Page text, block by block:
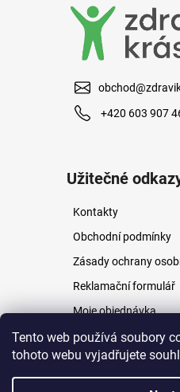
Tento web používá soubory
tohoto webu vyjadřujete
+420 603 907
Užitečné
Kontakty
Obchodní podmínky
Zásady ochrany
Reklamační formulář
Moje objednávka
Napište nám